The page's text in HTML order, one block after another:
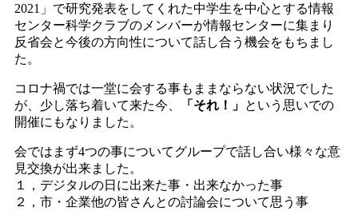
2021」で研究発表をしてくれた中学生を中心とする情報
センター科学クラブのメンバーが情報センターに集まり
反省会と今後の方向性について話し合う機会をもちまし
た。
コロナ禍では一堂に会する事もままならない状況でした
が、少し落ち着いて来た今、
「それ！」 という思いでの
開催にもなりました。
会ではまず4つの事についてグループで話し合い様々な意
見交換が出来ました。
１，デジタルの日に出来た事・出来なかった事
２，市・企業他の皆さんとの討論会について思う事